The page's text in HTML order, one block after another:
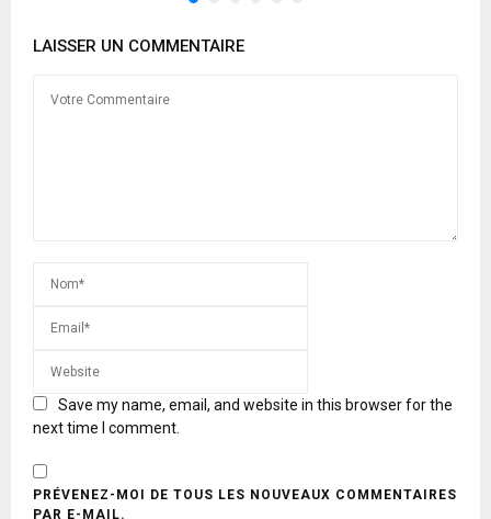
LAISSER UN COMMENTAIRE
Save my name, email, and website in this browser for the
next time I comment.
PRÉVENEZ-MOI DE TOUS LES NOUVEAUX COMMENTAIRES
PAR E-MAIL.